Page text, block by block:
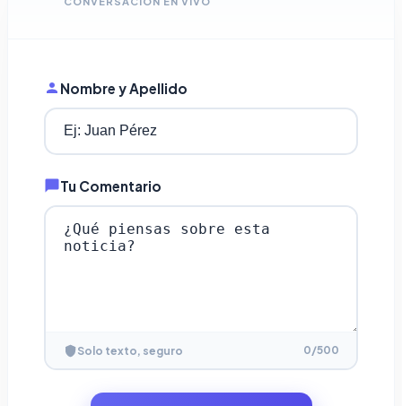
Nombre y Apellido
Tu Comentario
Solo texto, seguro 0/500